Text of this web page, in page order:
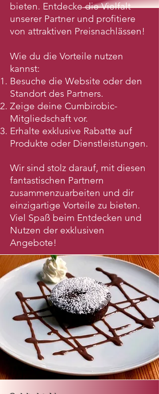
bieten. Entdecke die Vielfalt
unserer Partner und profitiere
von attraktiven Preisnachlässen!
Wie du die Vorteile nutzen
kannst:
Besuche die Website oder den
Standort des Partners.
Zeige deine Cumbirobic-
Mitgliedschaft vor.
Erhalte exklusive Rabatte auf
Produkte oder Dienstleistungen.
Wir sind stolz darauf, mit diesen
fantastischen Partnern
zusammenzuarbeiten und dir
einzigartige Vorteile zu bieten.
Viel Spaß beim Entdecken und
Nutzen der exklusiven
Angebote!